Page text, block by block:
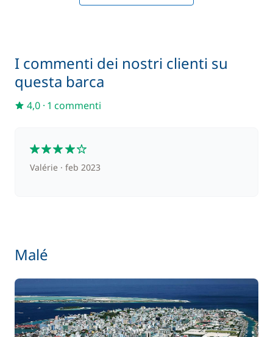
Bevande analcoliche Incluso nel prezzo
—
Cuoco (pasti non inclusi)
Generatore
—
Lenzuola + Asciugamani Incluso nel prezzo
—
I commenti dei nostri clienti su
questa barca
4,0 · 1 commenti
Valérie feb 2023
Malé